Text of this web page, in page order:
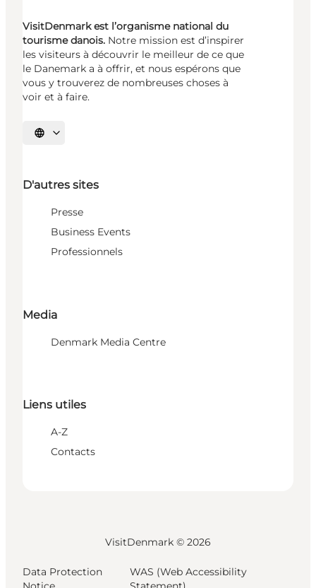
VisitDenmark est l’organisme national du
tourisme danois. Notre mission est d’inspirer
les visiteurs à découvrir le meilleur de ce que
le Danemark a à offrir, et nous espérons que
vous y trouverez de nombreuses choses à
voir et à faire.
Choisissez la langue
D'autres sites
Presse
Business Events
Professionnels
Media
Denmark Media Centre
Liens utiles
A-Z
Contacts
VisitDenmark © 2026
Data Protection
WAS (Web Accessibility